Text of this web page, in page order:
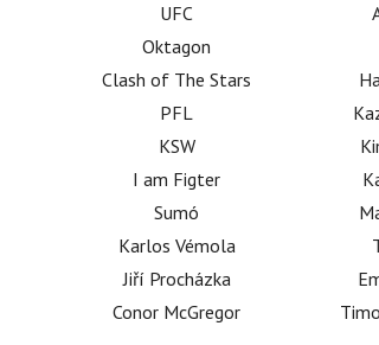
UFC
Oktagon
Clash of The Stars
PFL
KSW
I am Figter
Sumó
Karlos Vémola
Jiří Procházka
Conor McGregor